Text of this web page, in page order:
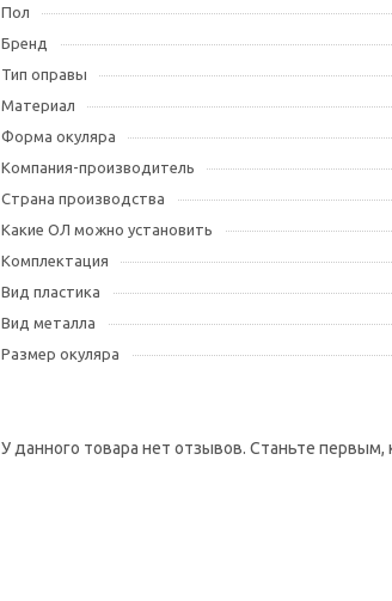
Пол
Бренд
Тип оправы
Материал
Форма окуляра
Компания-производитель
Страна производства
Какие ОЛ можно установить
Комплектация
Вид пластика
Вид металла
Размер окуляра
У данного товара нет отзывов. Станьте первым,